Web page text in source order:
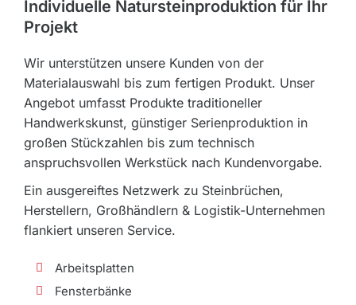
Individuelle Natursteinproduktion für Ihr
Projekt
Wir unterstützen unsere Kunden von der
Materialauswahl bis zum fertigen Produkt. Unser
Angebot umfasst Produkte traditioneller
Handwerkskunst, günstiger Serienproduktion in
großen Stückzahlen bis zum technisch
anspruchsvollen Werkstück nach Kundenvorgabe.
Ein ausgereiftes Netzwerk zu Steinbrüchen,
Herstellern, Großhändlern & Logistik-Unternehmen
flankiert unseren Service.
Arbeitsplatten
Fensterbänke